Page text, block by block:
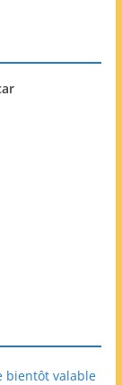
bientôt valable